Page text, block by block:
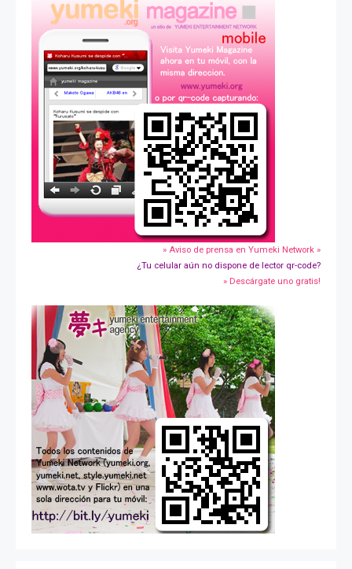
» Aviso de prensa en Yumeki Network »
¿Tu celular aún no dispone de lector qr-code?
» Descárgate uno gratis!